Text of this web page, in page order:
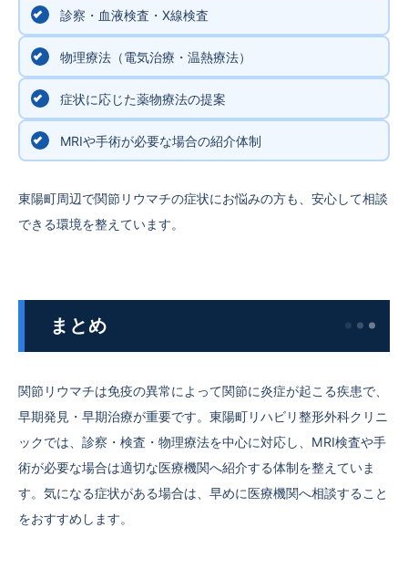
診察・血液検査・X線検査
物理療法（電気治療・温熱療法）
症状に応じた薬物療法の提案
MRIや手術が必要な場合の紹介体制
東陽町周辺で関節リウマチの症状にお悩みの方も、安心して相談
できる環境を整えています。
まとめ
関節リウマチは免疫の異常によって関節に炎症が起こる疾患で、
早期発見・早期治療が重要です。東陽町リハビリ整形外科クリニ
ックでは、診察・検査・物理療法を中心に対応し、MRI検査や手
術が必要な場合は適切な医療機関へ紹介する体制を整えていま
す。気になる症状がある場合は、早めに医療機関へ相談すること
をおすすめします。